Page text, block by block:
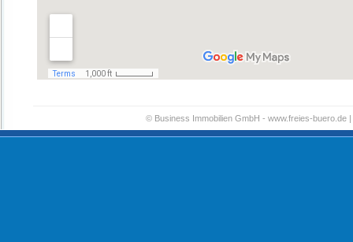
© Business Immobilien GmbH - www.freies-buero.de